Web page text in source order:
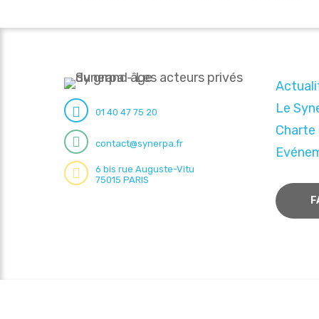
01 40 47 75 20
contact@synerpa.fr
6 bis rue Auguste-Vitu
75015 PARIS
Le
Charte